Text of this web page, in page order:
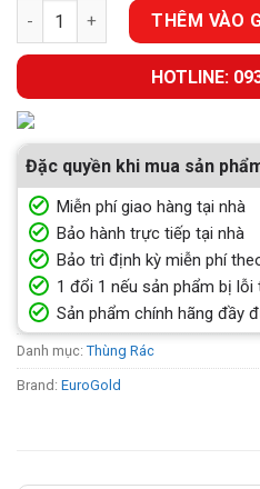
Thùng rác âm tủ cao cấp
THÊM VÀO
HOTLINE:
Đặc quyền khi mua sản
Miễn phí giao hàng tại nhà
Bảo hành trực tiếp tại nhà
Bảo trì định kỳ miễn phí
1 đổi 1 nếu sản phẩm bị lỗi
Sản phẩm chính hãng đầy
Danh mục: Thùng Rác
Brand: EuroGold